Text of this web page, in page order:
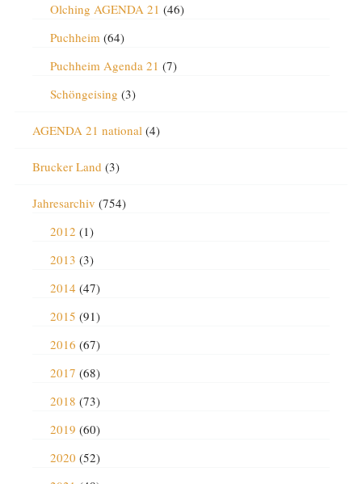
Olching AGENDA 21 (46)
Puchheim(64)
Puchheim Agenda 21 (7)
Schöngeising (3)
AGENDA 21 national(4)
Brucker Land (3)
Jahresarchiv (754)
2012 (1)
2013 (3)
2014 (47)
2015 (91)
2016 (67)
2017 (68)
2018 (73)
2019 (60)
2020 (52)